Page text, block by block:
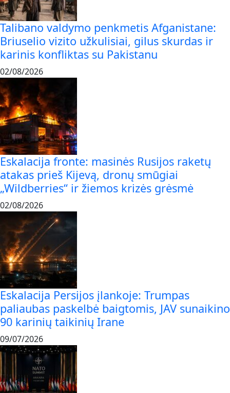
Talibano valdymo penkmetis Afganistane:
Briuselio vizito užkulisiai, gilus skurdas ir
karinis konfliktas su Pakistanu
02/08/2026
Eskalacija fronte: masinės Rusijos raketų
atakas prieš Kijevą, dronų smūgiai
„Wildberries“ ir žiemos krizės grėsmė
02/08/2026
Eskalacija Persijos įlankoje: Trumpas
paliaubas paskelbė baigtomis, JAV sunaikino
90 karinių taikinių Irane
09/07/2026